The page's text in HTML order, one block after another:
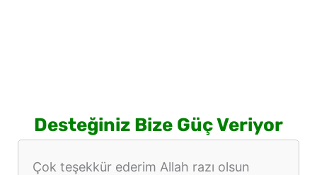
Desteğiniz Bize Güç Veriyor
Çok teşekkür ederim Allah razı olsun